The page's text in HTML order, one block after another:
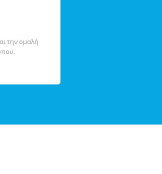
την ομαλή